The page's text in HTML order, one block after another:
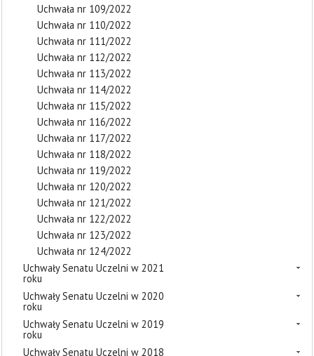
Uchwała nr 109/2022
Uchwała nr 110/2022
Uchwała nr 111/2022
Uchwała nr 112/2022
Uchwała nr 113/2022
Uchwała nr 114/2022
Uchwała nr 115/2022
Uchwała nr 116/2022
Uchwała nr 117/2022
Uchwała nr 118/2022
Uchwała nr 119/2022
Uchwała nr 120/2022
Uchwała nr 121/2022
Uchwała nr 122/2022
Uchwała nr 123/2022
Uchwała nr 124/2022
Uchwały Senatu Uczelni w 2021
roku
Uchwały Senatu Uczelni w 2020
roku
Uchwały Senatu Uczelni w 2019
roku
Uchwały Senatu Uczelni w 2018